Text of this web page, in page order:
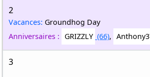
2
Vacances: Groundhog Day
Anniversaires :
GRIZZLY (66),
3